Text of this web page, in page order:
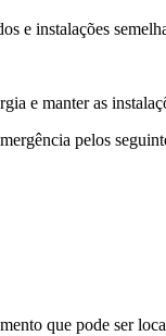
e instalações
e manter as
pelos
que pode ser